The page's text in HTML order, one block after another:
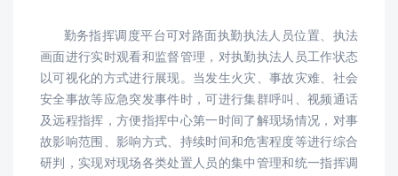
勤务指挥调度平台可对路面执勤执法人员位置、执法
画面进行实时观看和监督管理，对执勤执法人员工作状态
以可视化的方式进行展现。当发生火灾、事故灾难、社会
安全事故等应急突发事件时，可进行集群呼叫、视频通话
及远程指挥，方便指挥中心第一时间了解现场情况，对事
故影响范围、影响方式、持续时间和危害程度等进行综合
研判，实现对现场各类处置人员的集中管理和统一指挥调